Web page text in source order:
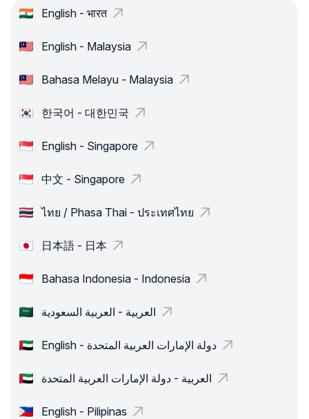
English - भारत
English - Malaysia
Bahasa Melayu - Malaysia
한국어 - 대한민국
English - Singapore
中文 - Singapore
ไทย / Phasa Thai - ประเทศไทย
日本語 - 日本
Bahasa Indonesia - Indonesia
العربية - العربية السعودية
English - دولة الإمارات العربية المتحدة
العربية - دولة الإمارات العربية المتحدة
English - Pilipinas